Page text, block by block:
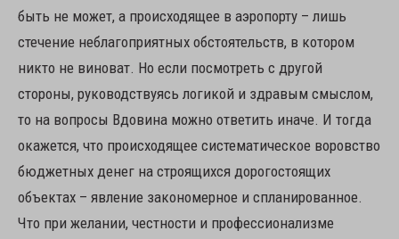
быть не может, а происходящее в аэропорту – лишь
стечение неблагоприятных обстоятельств, в котором
никто не виноват. Но если посмотреть с другой
стороны, руководствуясь логикой и здравым смыслом,
то на вопросы Вдовина можно ответить иначе. И тогда
окажется, что происходящее систематическое воровство
бюджетных денег на строящихся дорогостоящих
объектах – явление закономерное и спланированное.
Что при желании, честности и профессионализме